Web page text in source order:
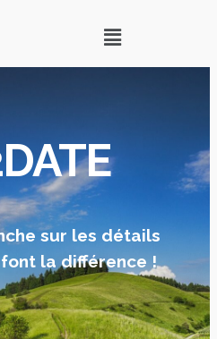
sur les détails
la différence !